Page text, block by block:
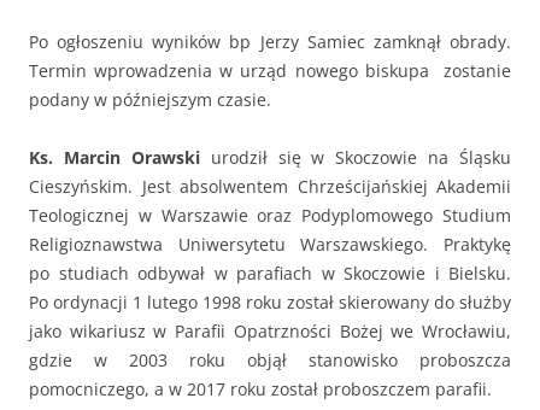
Po ogłoszeniu wyników bp Jerzy Samiec zamknął obrady.
Termin wprowadzenia w urząd nowego biskupa zostanie
podany w późniejszym czasie.
Ks. Marcin Orawskiurodził się w Skoczowie na Śląsku
Cieszyńskim. Jest absolwentem Chrześcijańskiej Akademii
Teologicznej w Warszawie oraz Podyplomowego Studium
Religioznawstwa Uniwersytetu Warszawskiego. Praktykę
po studiach odbywał w parafiach w Skoczowie i Bielsku.
Po ordynacji 1 lutego 1998 roku został skierowany do służby
jako wikariusz w Parafii Opatrzności Bożej we Wrocławiu,
gdzie w 2003 roku objął stanowisko proboszcza
pomocniczego, a w 2017 roku został proboszczem parafii.